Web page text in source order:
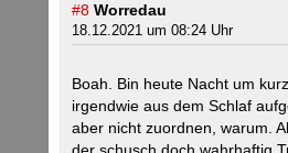
#8 Worredau
18.12.2021 um 08:24 Uhr
Boah. Bin heute Nacht um
irgendwie aus dem Schlaf
aber nicht zuordnen, warum.